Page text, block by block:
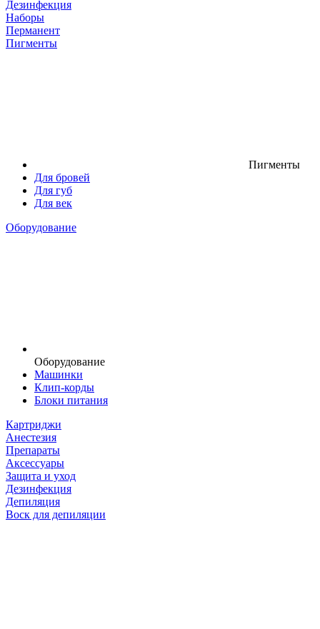
Дезинфекция
Наборы
Перманент
Пигменты
Пигменты
Для бровей
Для губ
Для век
Оборудование
Оборудование
Машинки
Клип-корды
Блоки питания
Картриджи
Анестезия
Препараты
Аксессуары
Защита и уход
Дезинфекция
Депиляция
Воск для депиляции